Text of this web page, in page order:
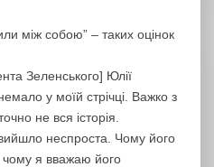
між собою” – таких оцінок
Зеленського] Юлії
у моїй стрічці. Важко з
не вся історія.
неспроста. Чому його
чому я вважаю його